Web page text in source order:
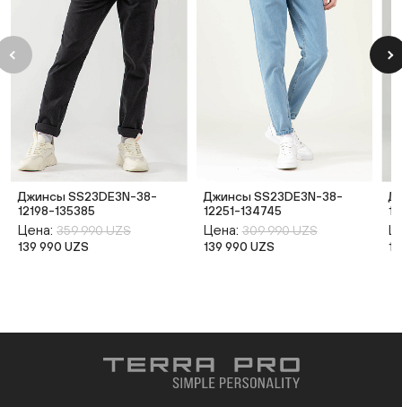
Джинсы SS23DE3N-38-
12198-135385
Цена: 359 990 UZS
139 990 UZS
Джинсы SS23DE3N-38-
12251-134745
Цена: 309 990 UZS
139 990 UZS